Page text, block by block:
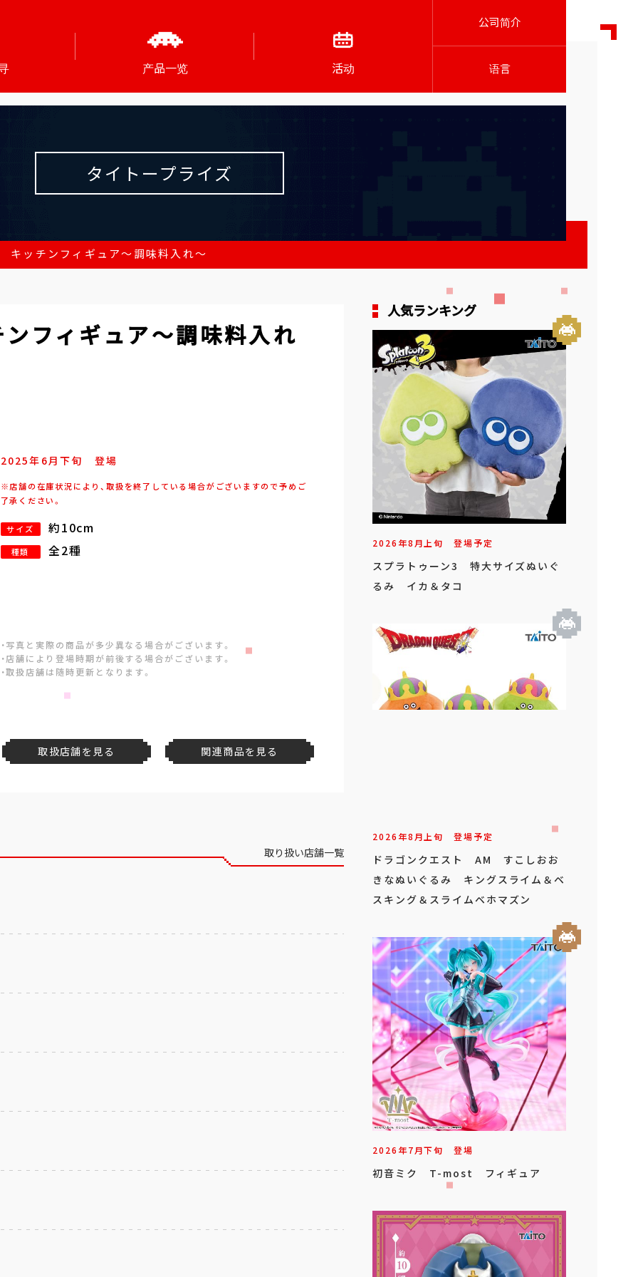
产品一览 活动
公司简介
语言
タイトープライズ
ッチンフィギュア～調味料入れ～
ィギュア～調味料入れ
2025年 6月下旬 登場
※店舗の在庫状況により、取扱を終了している場合がございますので予めご
了承ください。
サイズ 約10cm
種類 全2種
・写真と実際の商品が多少異なる場合がございます。
・店舗により登場時期が前後する場合がございます。
・取扱店舗は随時更新となります。
取扱店舗を見る 関連商品を見る
取り扱い店舗一覧
人気ランキング
2026年8月上旬 登場予定
スプラトゥーン3 特大サイズぬいぐ
るみ イカ＆タコ
2026年8月上旬 登場予定
ドラゴンクエスト AM すこしおお
きなぬいぐるみ キングスライム＆ベ
スキング＆スライムベホマズン
2026年7月下旬 登場
初音ミク T-most フィギュア